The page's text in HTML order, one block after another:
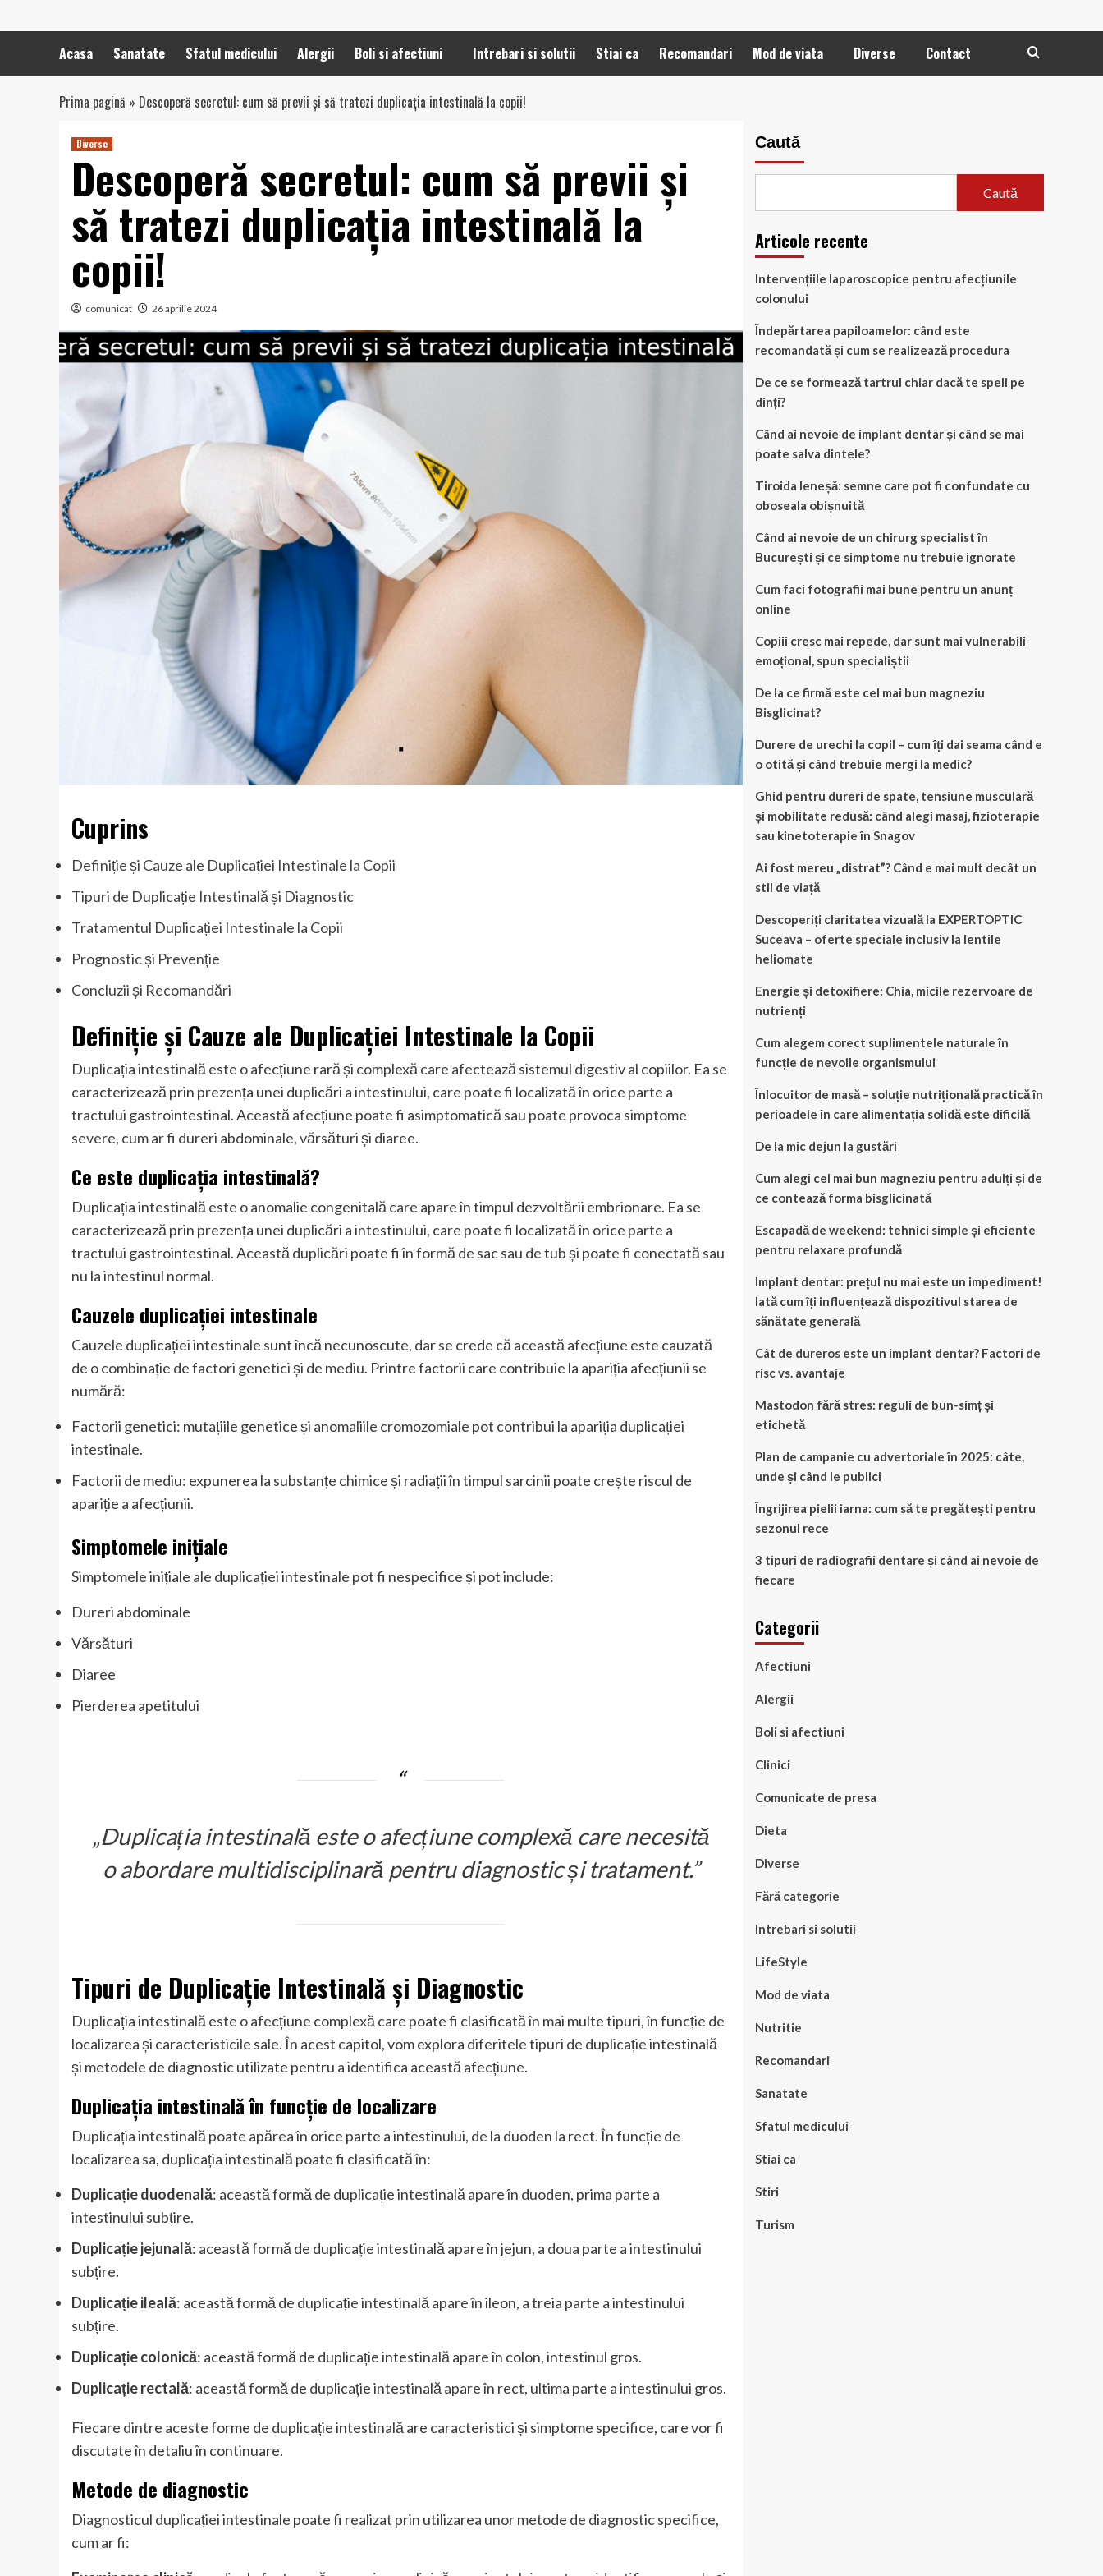
Acasa Sanatate Sfatul medicului Alergii Boli si afectiuni Intrebari si solutii Stiai ca Recomandari Mod de viata Diverse Contact
Prima pagină » Descoperă secretul: cum să previi și să tratezi duplicația intestinală la copii!
Diverse
Descoperă secretul: cum să previi și
să tratezi duplicația intestinală la
copii!
comunicat 26 aprilie 2024
Cuprins
Definiție și Cauze ale Duplicației Intestinale la Copii
Tipuri de Duplicație Intestinală și Diagnostic
Tratamentul Duplicației Intestinale la Copii
Prognostic și Prevenție
Concluzii și Recomandări
Definiție și Cauze ale Duplicației Intestinale la Copii
Duplicația intestinală este o afecțiune rară și complexă care afectează sistemul digestiv al copiilor. Ea se
caracterizează prin prezența unei duplicări a intestinului, care poate fi localizată în orice parte a
tractului gastrointestinal. Această afecțiune poate fi asimptomatică sau poate provoca simptome
severe, cum ar fi dureri abdominale, vărsături și diaree.
Ce este duplicația intestinală?
Duplicația intestinală este o anomalie congenitală care apare în timpul dezvoltării embrionare. Ea se
caracterizează prin prezența unei duplicări a intestinului, care poate fi localizată în orice parte a
tractului gastrointestinal. Această duplicări poate fi în formă de sac sau de tub și poate fi conectată sau
nu la intestinul normal.
Cauzele duplicației intestinale
Cauzele duplicației intestinale sunt încă necunoscute, dar se crede că această afecțiune este cauzată
de o combinație de factori genetici și de mediu. Printre factorii care contribuie la apariția afecțiunii se
numără:
Factorii genetici: mutațiile genetice și anomaliile cromozomiale pot contribui la apariția duplicației
intestinale.
Factorii de mediu: expunerea la substanțe chimice și radiații în timpul sarcinii poate crește riscul de
apariție a afecțiunii.
Simptomele inițiale
Simptomele inițiale ale duplicației intestinale pot fi nespecifice și pot include:
Dureri abdominale
Vărsături
Diaree
Pierderea apetitului
„Duplicația intestinală este o afecțiune complexă care necesită
o abordare multidisciplinară pentru diagnostic și tratament.”
Tipuri de Duplicație Intestinală și Diagnostic
Duplicația intestinală este o afecțiune complexă care poate fi clasificată în mai multe tipuri, în funcție de
localizarea și caracteristicile sale. În acest capitol, vom explora diferitele tipuri de duplicație intestinală
și metodele de diagnostic utilizate pentru a identifica această afecțiune.
Duplicația intestinală în funcție de localizare
Duplicația intestinală poate apărea în orice parte a intestinului, de la duoden la rect. În funcție de
localizarea sa, duplicația intestinală poate fi clasificată în:
Duplicație duodenală: această formă de duplicație intestinală apare în duoden, prima parte a
intestinului subțire.
Duplicație jejunală: această formă de duplicație intestinală apare în jejun, a doua parte a intestinului
subțire.
Duplicație ileală: această formă de duplicație intestinală apare în ileon, a treia parte a intestinului
subțire.
Duplicație colonică: această formă de duplicație intestinală apare în colon, intestinul gros.
Duplicație rectală: această formă de duplicație intestinală apare în rect, ultima parte a intestinului gros.
Fiecare dintre aceste forme de duplicație intestinală are caracteristici și simptome specifice, care vor fi
discutate în detaliu în continuare.
Metode de diagnostic
Diagnosticul duplicației intestinale poate fi realizat prin utilizarea unor metode de diagnostic specifice,
cum ar fi:
Caută
Caută
Articole recente
Intervențiile laparoscopice pentru afecțiunile
colonului
Îndepărtarea papiloamelor: când este
recomandată și cum se realizează procedura
De ce se formează tartrul chiar dacă te speli pe
dinți?
Când ai nevoie de implant dentar și când se mai
poate salva dintele?
Tiroida leneșă: semne care pot fi confundate cu
oboseala obișnuită
Când ai nevoie de un chirurg specialist în
București și ce simptome nu trebuie ignorate
Cum faci fotografii mai bune pentru un anunț
online
Copiii cresc mai repede, dar sunt mai vulnerabili
emoțional, spun specialiștii
De la ce firmă este cel mai bun magneziu
Bisglicinat?
Durere de urechi la copil – cum îți dai seama când e
o otită și când trebuie mergi la medic?
Ghid pentru dureri de spate, tensiune musculară
și mobilitate redusă: când alegi masaj, fizioterapie
sau kinetoterapie în Snagov
Ai fost mereu „distrat”? Când e mai mult decât un
stil de viață
Descoperiți claritatea vizuală la EXPERTOPTIC
Suceava – oferte speciale inclusiv la lentile
heliomate
Energie și detoxifiere: Chia, micile rezervoare de
nutrienți
Cum alegem corect suplimentele naturale în
funcție de nevoile organismului
Înlocuitor de masă – soluție nutrițională practică în
perioadele în care alimentația solidă este dificilă
De la mic dejun la gustări
Cum alegi cel mai bun magneziu pentru adulți și de
ce contează forma bisglicinată
Escapadă de weekend: tehnici simple și eficiente
pentru relaxare profundă
Implant dentar: prețul nu mai este un impediment!
Iată cum îți influențează dispozitivul starea de
sănătate generală
Cât de dureros este un implant dentar? Factori de
risc vs. avantaje
Mastodon fără stres: reguli de bun-simț și
etichetă
Plan de campanie cu advertoriale în 2025: câte,
unde și când le publici
Îngrijirea pielii iarna: cum să te pregătești pentru
sezonul rece
3 tipuri de radiografii dentare și când ai nevoie de
fiecare
Categorii
Afectiuni
Alergii
Boli si afectiuni
Clinici
Comunicate de presa
Dieta
Diverse
Fără categorie
Intrebari si solutii
LifeStyle
Mod de viata
Nutritie
Recomandari
Sanatate
Sfatul medicului
Stiai ca
Stiri
Turism